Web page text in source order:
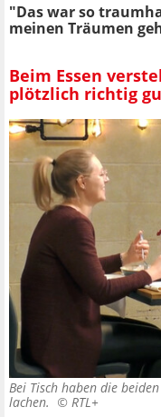
"Das war so
meinen Träumen
Beim Essen
plötzlich richtig
Bei Tisch haben die
lachen. © RTL+